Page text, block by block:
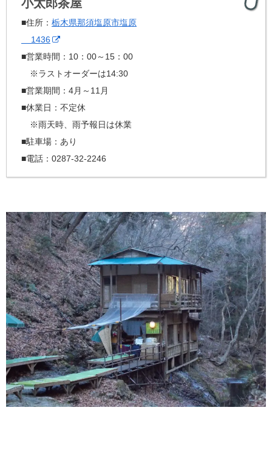
小太郎茶屋
■住所： 栃木県那須塩原市塩原
1436
■営業時間：10：00～15：00
※ラストオーダーは14:30
■営業期間：4月～11月
■休業日：不定休
※雨天時、雨予報日は休業
■駐車場：あり
■電話：0287-32-2246